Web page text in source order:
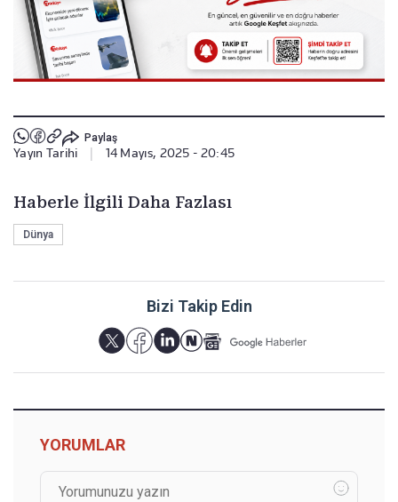
Paylaş
Yayın Tarihi 14 Mayıs, 2025 - 20:45
Haberle İlgili Daha Fazlası
Dünya
Bizi Takip Edin
YORUMLAR